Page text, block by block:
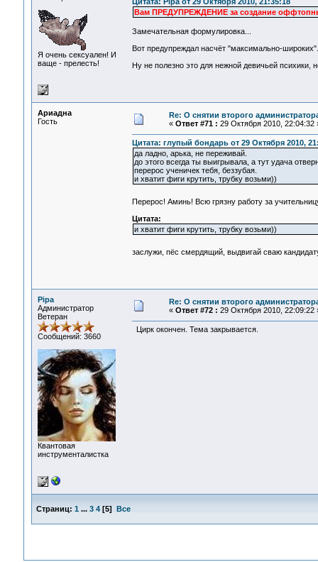
Я очень сексуален! И
ваще - прелесть!
Вам ПРЕДУПРЕЖДЕНИЕ за создание
Замечательная формулировка...
Вот предупреждал насчёт "максимально-
Ну не полезно это для нежной девичьей психики,
Ариадна
Гость
Re: О снятии второго
« Ответ #71 : 29 Октября 2010, 22:04:32
Цитата: глупый бондарь от 29 Октября 2010,
да ладно, арька, не переживай.
до этого всегда ты выигрывала, а тут удача
перерос ученичек тебя, беззубая.
и хватит фиги крутить, трубку возьми))
Перерос! Аминь! Всю грязну работу за
Цитата:
и хватит фиги крутить, трубку возьми))
заслужи, пёс смердящий, выдвигай сваю
Pipa
Администратор
Ветеран
Сообщений: 3660
Квантовая
инструменталистка
Re: О снятии второго
« Ответ #72 : 29 Октября 2010, 22:09:22
Цирк окончен. Тема закрывается.
Страниц: 1 ... 3 4[5] Все